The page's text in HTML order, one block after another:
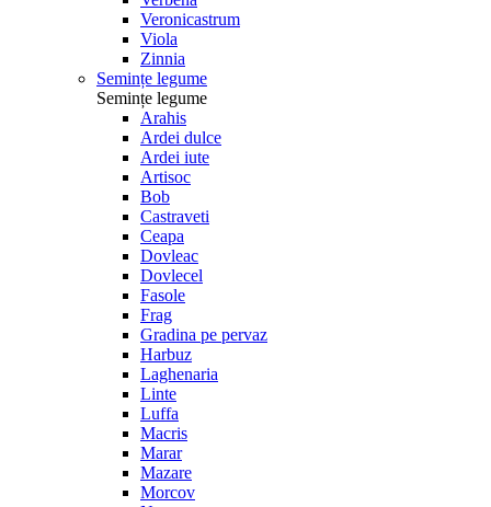
Veronicastrum
Viola
Zinnia
Semințe legume
Semințe legume
Arahis
Ardei dulce
Ardei iute
Artisoc
Bob
Castraveti
Ceapa
Dovleac
Dovlecel
Fasole
Frag
Gradina pe pervaz
Harbuz
Laghenaria
Linte
Luffa
Macris
Marar
Mazare
Morcov